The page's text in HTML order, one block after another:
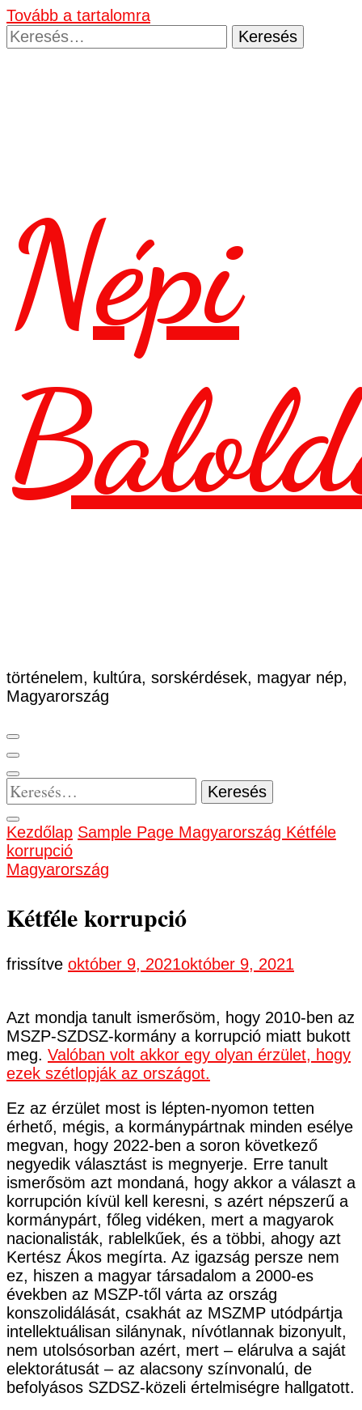
Tovább a tartalomra
Keresés:
Népi
történelem, kultúra, sorskérdések, magyar nép,
Magyarország
Keresés:
Kezdőlap Sample Page Magyarország Kétféle
korrupció
Magyarország
Kétféle korrupció
frissítve október 9, 2021október 9, 2021
Azt mondja tanult ismerősöm, hogy 2010-ben az
MSZP-SZDSZ-kormány a korrupció miatt bukott
meg. Valóban volt akkor egy olyan érzület, hogy
ezek szétlopják az országot.
Ez az érzület most is lépten-nyomon tetten
érhető, mégis, a kormánypártnak minden esélye
megvan, hogy 2022-ben a soron következő
negyedik választást is megnyerje. Erre tanult
ismerősöm azt mondaná, hogy akkor a választ a
korrupción kívül kell keresni, s azért népszerű a
kormánypárt, főleg vidéken, mert a magyarok
nacionalisták, rablelkűek, és a többi, ahogy azt
Kertész Ákos megírta. Az igazság persze nem
ez, hiszen a magyar társadalom a 2000-es
években az MSZP-től várta az ország
konszolidálását, csakhát az MSZMP utódpártja
intellektuálisan silánynak, nívótlannak bizonyult,
nem utolsósorban azért, mert – elárulva a saját
elektorátusát – az alacsony színvonalú, de
befolyásos SZDSZ-közeli értelmiségre hallgatott.